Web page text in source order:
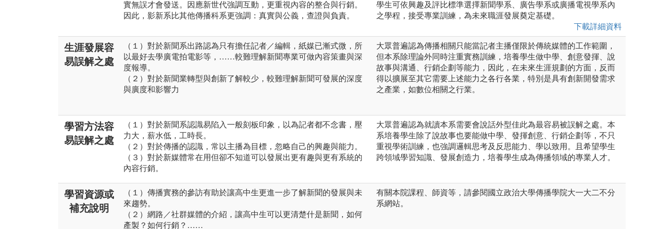
實無誤才會發送。因應新世代強調互動，更重視內容的整合與行銷。
因此，影新系比其他傳播科系更強調：真實與公義，查證與負責。
學生可依興趣及評比標準選擇新聞學系、廣告學系或廣播電視學系內
之學程，接受專業訓練，為未來職涯發展奠定基礎。
下載詳細資料
生涯發展容
易誤解之處
（１）對於新聞系出路認為只有擔任記者／編輯，紙媒已漸式微，所
以最好去學廣電拍電影等，……較難理解新聞專業可做內容策畫與深
度報導。
（２）對於新聞業轉型與創新了解較少，較難理解新聞可發展的深度
與廣度和影響力
大眾普遍認為傳播相關只能當記者主播僅限於傳統媒體的工作範圍，
但本系除理論外同時注重實務訓練，培養學生做中學、創意發揮、說
故事與溝通、行銷企劃等能力，因此，在未來生涯規劃的方面，反而
得以擴展至其它需要上述能力之各行各業，特別是具有創新開發需求
之產業，如數位相關之行業。
學習方法容
易誤解之處
（１）對於新聞系認識易陷入一般刻板印象，以為記者都不念書，壓
力大，薪水低，工時長。
（２）對於傳播的認識，常以主播為目標，忽略自己的興趣與能力。
（３）對於新媒體常在用但卻不知道可以發展出更有趣與更有系統的
內容行銷。
大眾普遍認為就讀本系需要會說話外型佳此為最容易被誤解之處。本
系培養學生除了說故事也要能做中學、發揮創意、行銷企劃等，不只
重視學術訓練，也強調邏輯思考及反思能力、學以致用。且希望學生
跨領域學習知識、發展創造力，培養學生成為傳播領域的專業人才。
學習資源或
補充說明
（１）傳播實務的參訪有助於讓高中生更進一步了解新聞的發展與未
來趨勢。
（２）網路／社群媒體的介紹，讓高中生可以更清楚什是新聞，如何
產製？如何行銷？……
有關本院課程、師資等，請參閱國立政治大學傳播學院大一大二不分
系網站。